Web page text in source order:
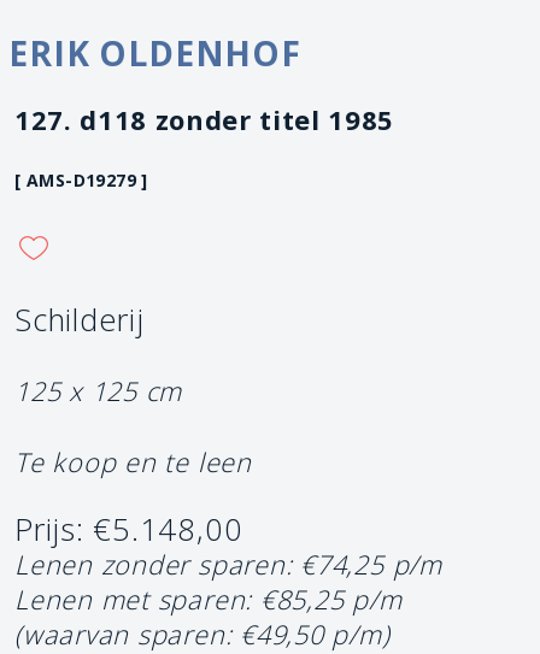
ERIK OLDENHOF
127. d118 zonder titel 1985
[ AMS-D19279 ]
Schilderij
125 x 125 cm
Te koop en te leen
Prijs: €5.148,00
Lenen zonder sparen: €74,25 p/m
Lenen met sparen: €85,25 p/m
(waarvan sparen: €49,50 p/m)